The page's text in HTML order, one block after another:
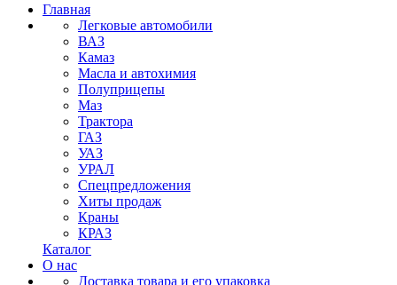
Главная
Легковые автомобили
ВАЗ
Камаз
Масла и автохимия
Полуприцепы
Маз
Трактора
ГАЗ
УАЗ
УРАЛ
Спецпредложения
Хиты продаж
Краны
КРАЗ
Каталог
О нас
Доставка товара и его упаковка